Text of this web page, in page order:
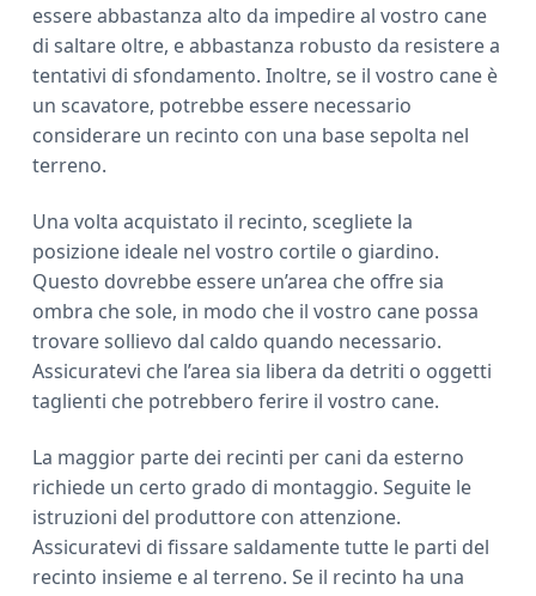
essere abbastanza alto da impedire al vostro cane
di saltare oltre, e abbastanza robusto da resistere a
tentativi di sfondamento. Inoltre, se il vostro cane è
un scavatore, potrebbe essere necessario
considerare un recinto con una base sepolta nel
terreno.
Una volta acquistato il recinto, scegliete la
posizione ideale nel vostro cortile o giardino.
Questo dovrebbe essere un’area che offre sia
ombra che sole, in modo che il vostro cane possa
trovare sollievo dal caldo quando necessario.
Assicuratevi che l’area sia libera da detriti o oggetti
taglienti che potrebbero ferire il vostro cane.
La maggior parte dei recinti per cani da esterno
richiede un certo grado di montaggio. Seguite le
istruzioni del produttore con attenzione.
Assicuratevi di fissare saldamente tutte le parti del
recinto insieme e al terreno. Se il recinto ha una